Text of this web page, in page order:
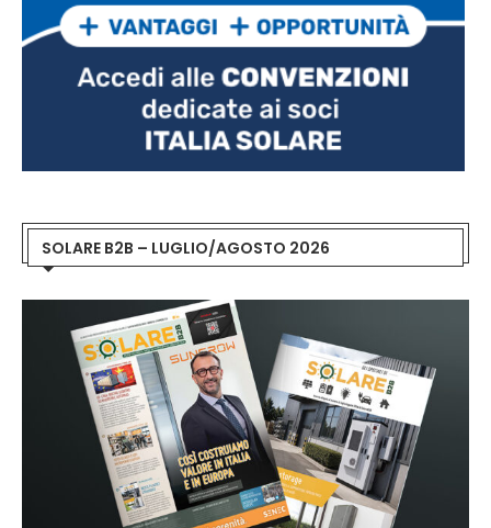
SOLARE B2B – LUGLIO/AGOSTO 2026